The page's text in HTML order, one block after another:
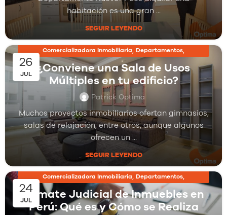
habitación es una gran ...
SEGUIR LEYENDO
26
JUL
Comercializadora Inmobiliaria, Departamentos,
Inmobiliarias,Proyectos Inmobiliarios
¿Conviene una Sala de Usos
Múltiples en tu edificio?
Patrick Optima
Muchos proyectos inmobiliarios ofertan gimnasios,
salas de relajación, entre otros, aunque algunos
ofrecen un ...
SEGUIR LEYENDO
24
JUL
Comercializadora Inmobiliaria, Departamentos,
Inmobiliarias, Proyectos Inmobiliarios
Remate Judicial de Inmuebles en
Perú: Qué es y Cómo se Realiza